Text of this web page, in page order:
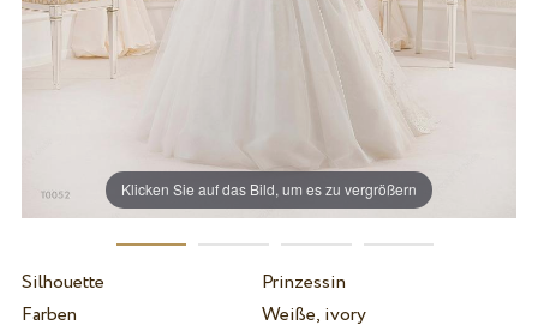
Klicken Sie auf das Bild, um es zu vergrößern
Silhouette
Prinzessin
Farben
Weiße, ivory